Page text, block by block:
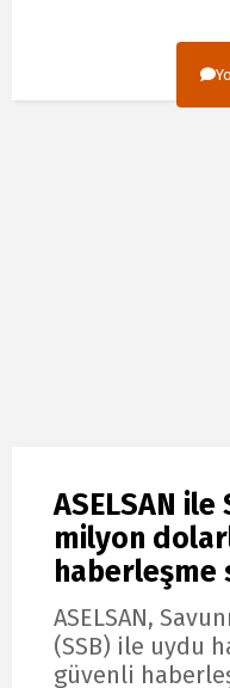
ASELSAN
milyon
haberleşme
ASELSAN,
(SSB) ile uydu
güvenli